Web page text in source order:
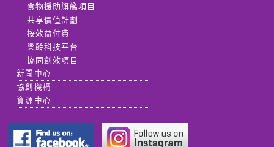
食物援助旗艦項目
共享價值計劃
按效益付費
樂齡科技平台
協同創效項目
新聞中心
協創機構
資源中心